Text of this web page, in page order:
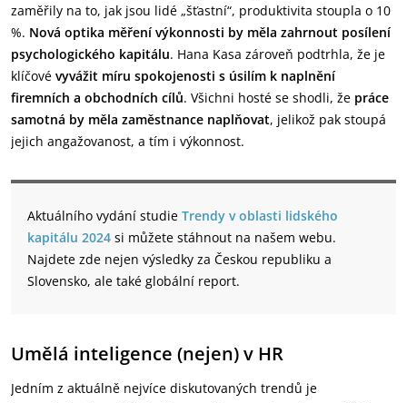
zaměřily na to, jak jsou lidé „šťastní“, produktivita stoupla o 10
%. Nová optika měření výkonnosti by měla zahrnout posílení
psychologického kapitálu. Hana Kasa zároveň podtrhla, že je
klíčové vyvážit míru spokojenosti s úsilím k naplnění
firemních a obchodních cílů. Všichni hosté se shodli, že práce
samotná by měla zaměstnance naplňovat, jelikož pak stoupá
jejich angažovanost, a tím i výkonnost.
Aktuálního vydání studie Trendy v oblasti lidského
kapitálu 2024 si můžete stáhnout na našem webu.
Najdete zde nejen výsledky za Českou republiku a
Slovensko, ale také globální report.
Umělá inteligence (nejen) v HR
Jedním z aktuálně nejvíce diskutovaných trendů je